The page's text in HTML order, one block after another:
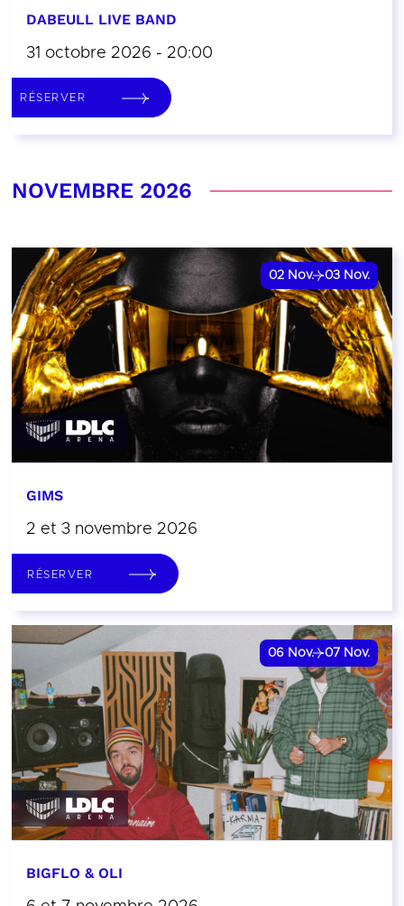
DABEULL LIVE BAND
31 octobre 2026 - 20:00
RÉSERVER
NOVEMBRE 2026
02 Nov. 03 Nov.
GIMS
2 et 3 novembre 2026
RÉSERVER
06 Nov. 07 Nov.
BIGFLO & OLI